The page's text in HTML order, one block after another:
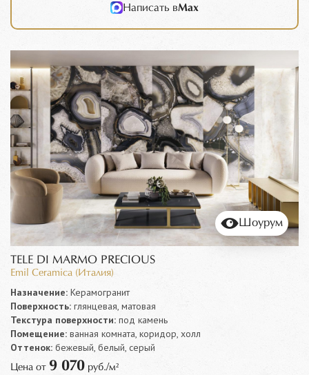
Написать вMax
Шоурум
TELE DI MARMO PRECIOUS
Emil Ceramica (Италия)
Назначение: Керамогранит
Поверхность: глянцевая, матовая
Текстура поверхности: под камень
Помещение: ванная комната, коридор, холл
Оттенок: бежевый, белый, серый
Цена от 9 070 руб./м²